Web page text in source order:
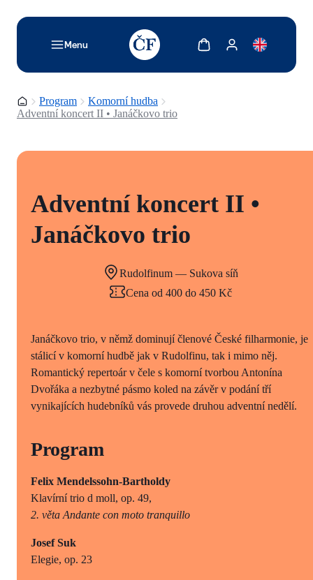
Menu
TODO: Add description for reader
Zobrazit košíkZobrazit můj účet
Domovská stránka
Program
Komorní hudba
Adventní koncert II • Janáčkovo trio
Adventní koncert II •
Janáčkovo trio
Rudolfinum — Sukova síň
Cena od 400 do 450 Kč
Janáčkovo trio, v němž dominují členové České filharmonie, je
stálicí v komorní hudbě jak v Rudolfinu, tak i mimo něj.
Romantický repertoár v čele s komorní tvorbou Antonína
Dvořáka a nezbytné pásmo koled na závěr v podání tří
vynikajících hudebníků vás provede druhou adventní nedělí.
Program
Felix Mendelssohn-Bartholdy
Klavírní trio d moll, op. 49,
2. věta Andante con moto tranquillo
Josef Suk
Elegie, op. 23